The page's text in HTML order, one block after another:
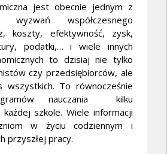
jest obecnie jednym z
wyzwań współczesnego
koszty, efektywność, zysk,
podatki,… i wiele innych
to dzisiaj nie tylko
czy przedsiębiorców, ale
wszystkich. To równocześnie
nauczania kilku
szkole. Wiele informacji
w życiu codziennym i
przyszłej pracy.